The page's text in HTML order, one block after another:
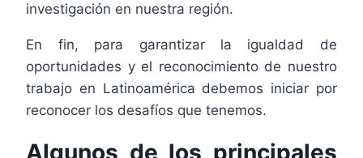
investigación en nuestra región.
En fin, para garantizar la igualdad de
oportunidades y el reconocimiento de nuestro
trabajo en Latinoamérica debemos iniciar por
reconocer los desafíos que tenemos.